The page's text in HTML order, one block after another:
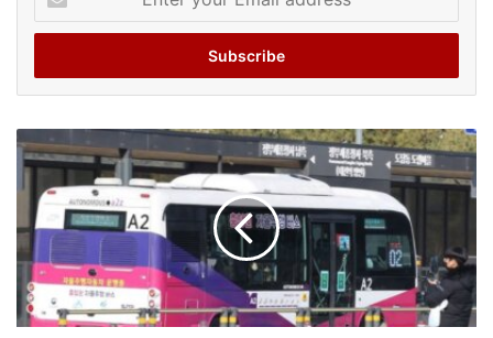
your
Email